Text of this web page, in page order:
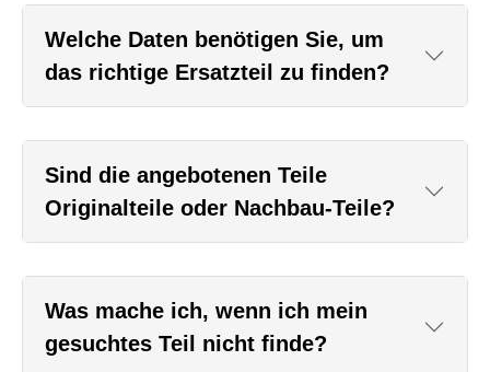
Welche Daten benötigen Sie, um
das richtige Ersatzteil zu finden?
Sind die angebotenen Teile
Originalteile oder Nachbau-Teile?
Was mache ich, wenn ich mein
gesuchtes Teil nicht finde?